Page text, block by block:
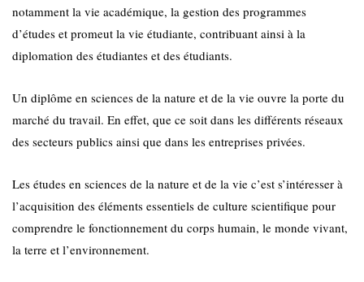
notamment la vie académique, la gestion des programmes
d’études et promeut la vie étudiante, contribuant ainsi à la
diplomation des étudiantes et des étudiants.
Un diplôme en sciences de la nature et de la vie ouvre la porte du
marché du travail. En effet, que ce soit dans les différents réseaux
des secteurs publics ainsi que dans les entreprises privées.
Les études en sciences de la nature et de la vie c’est s’intéresser à
l’acquisition des éléments essentiels de culture scientifique pour
comprendre le fonctionnement du corps humain, le monde vivant,
la terre et l’environnement.